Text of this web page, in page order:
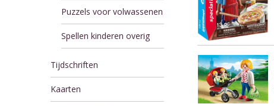
Puzzels voor volwassenen
Spellen kinderen overig
Tijdschriften
Kaarten